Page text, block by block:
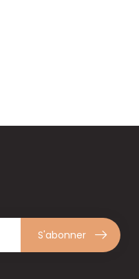
S'abonner